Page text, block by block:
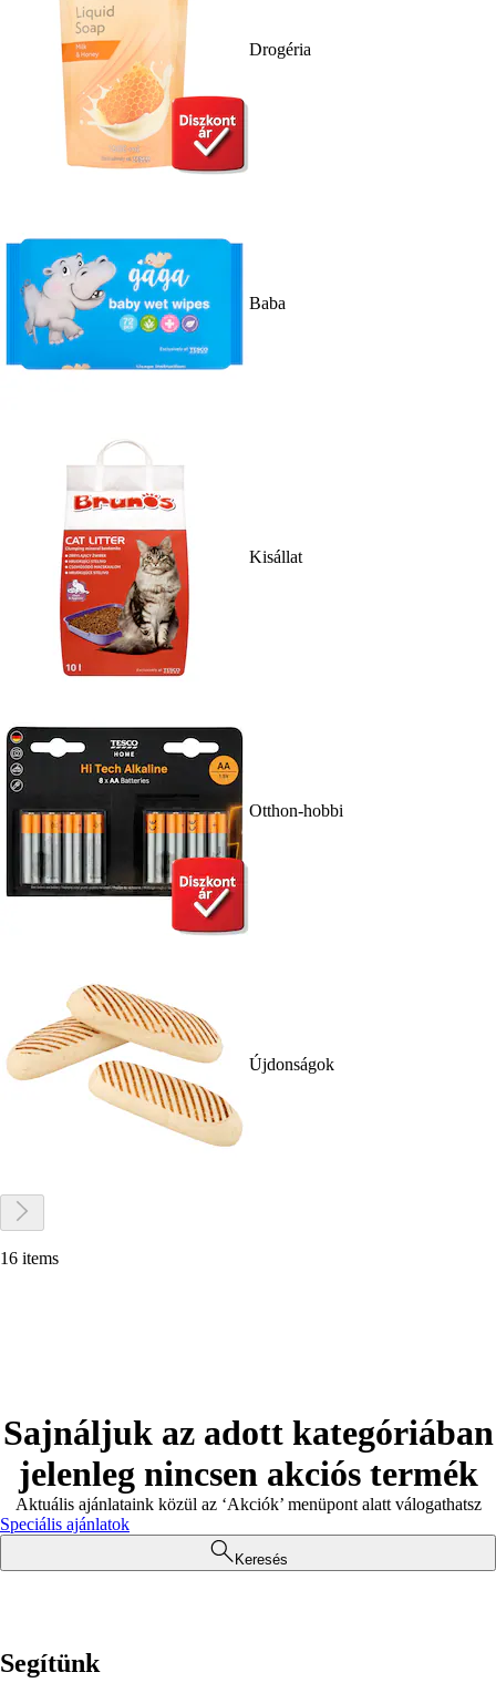
Drogéria
Baba
Kisállat
Otthon-hobbi
Újdonságok
16 items
Sajnáljuk az adott kategóriában
jelenleg nincsen akciós termék
Aktuális ajánlataink közül az ‘Akciók’ menüpont alatt válogathatsz
Speciális ajánlatok
Keresés
Segítünk